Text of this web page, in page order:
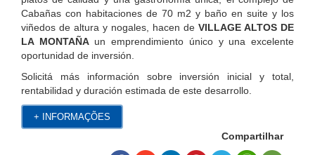
Cabañas con habitaciones de 70 m2 y baño en suite y los
viñedos de altura y nogales, hacen de VILLAGE ALTOS DE
LA MONTAÑAun emprendimiento único y una excelente
oportunidad de inversión.
Solicitá más información sobre inversión inicial y total,
rentabilidad y duración estimada de este desarrollo.
+ INFORMAÇÕES
Compartilhar